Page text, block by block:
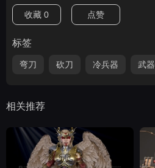
收藏 0 点赞
标签
弯刀 砍刀 冷兵器 武器
相关推荐